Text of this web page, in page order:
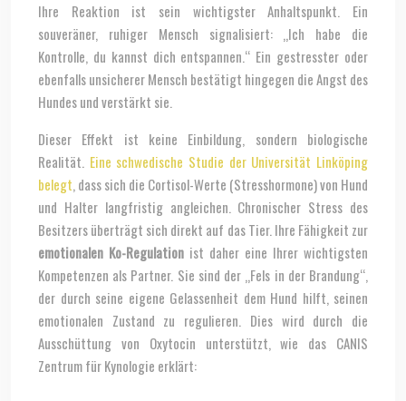
Ihre Reaktion ist sein wichtigster Anhaltspunkt. Ein
souveräner, ruhiger Mensch signalisiert: „Ich habe die
Kontrolle, du kannst dich entspannen.“ Ein gestresster oder
ebenfalls unsicherer Mensch bestätigt hingegen die Angst des
Hundes und verstärkt sie.
Dieser Effekt ist keine Einbildung, sondern biologische
Realität. Eine schwedische Studie der Universität Linköping
belegt, dass sich die Cortisol-Werte (Stresshormone) von Hund
und Halter langfristig angleichen. Chronischer Stress des
Besitzers überträgt sich direkt auf das Tier. Ihre Fähigkeit zur
emotionalen Ko-Regulation ist daher eine Ihrer wichtigsten
Kompetenzen als Partner. Sie sind der „Fels in der Brandung“,
der durch seine eigene Gelassenheit dem Hund hilft, seinen
emotionalen Zustand zu regulieren. Dies wird durch die
Ausschüttung von Oxytocin unterstützt, wie das CANIS
Zentrum für Kynologie erklärt: